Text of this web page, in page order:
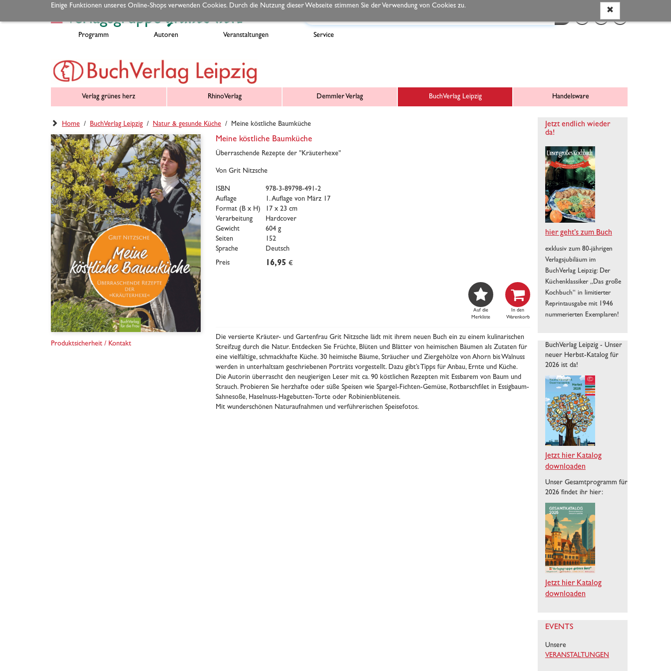
Einige Funktionen unseres Online-Shops verwenden Cookies. Durch die Nutzung dieser Webseite stimmen Sie der Verwendung von Cookies zu.
Verlag grünes herz RhinoVerlag Demmler Verlag BuchVerlag Leipzig Handelsware
Programm Autoren Veranstaltungen Service
Home / BuchVerlag Leipzig / Natur & gesunde Küche / Meine köstliche Baumküche
Produktsicherheit / Kontakt
Meine köstliche Baumküche
Überraschende Rezepte der "Kräuterhexe"
Von Grit Nitzsche
ISBN
978-3-89798-491-2
Auflage
1. Auflage von März 17
Format (B x H)
17 x 23 cm
Verarbeitung
Hardcover
Gewicht
604 g
Seiten
152
Sprache
Deutsch
Preis
16,95 €

Auf die
Merkliste

In den
Warenkorb
Die versierte Kräuter- und Gartenfrau Grit Nitzsche lädt mit ihrem neuen Buch ein zu einem kulinarischen
Streifzug durch die Natur. Entdecken Sie Früchte, Blüten und Blätter von heimischen Bäumen als Zutaten für
eine vielfältige, schmackhafte Küche. 30 heimische Bäume, Sträucher und Ziergehölze von Ahorn bis Walnuss
werden in unterhaltsam geschriebenen Porträts vorgestellt. Dazu gibt’s Tipps für Anbau, Ernte und Küche.
Die Autorin überrascht den neugierigen Leser mit ca. 90 köstlichen Rezepten mit Essbarem von Baum und
Strauch. Probieren Sie herzhafte oder süße Speisen wie Spargel-Fichten-Gemüse, Rotbarschfilet in Essigbaum-
Sahnesoße, Haselnuss-Hagebutten-Torte oder Robinienblüteneis.
Mit wunderschönen Naturaufnahmen und verführerischen Speisefotos.
Jetzt endlich wieder
da!
hier geht’s zum Buch
exklusiv zum 80-jährigen
Verlagsjubiläum im
BuchVerlag Leipzig: Der
Küchenklassiker „Das große
Kochbuch“ in limitierter
Reprintausgabe mit 1946
nummerierten Exemplaren!
BuchVerlag Leipzig - Unser
neuer Herbst-Katalog für
2026 ist da!
Jetzt hier Katalog
downloaden
Unser Gesamtprogramm für
2026 findet ihr hier:
Jetzt hier Katalog
downloaden
EVENTS
Unsere
VERANSTALTUNGEN